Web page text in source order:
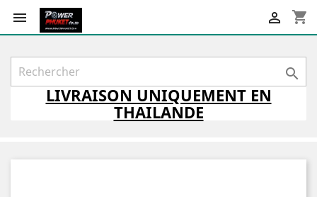
 shopping_cart


LIVRAISON UNIQUEMENTEN
THAILANDE